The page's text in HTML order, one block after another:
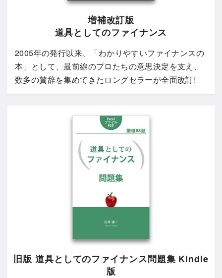
増補改訂版
道具としてのファイナンス
2005年の発行以来、「わかりやすいファイナンスの
本」として、最前線のプロたちの意思決定を支え、
数多の賛辞を集めてきたロングセラーが全面改訂!
旧版 道具としてのファイナンス問題集 Kindle
版